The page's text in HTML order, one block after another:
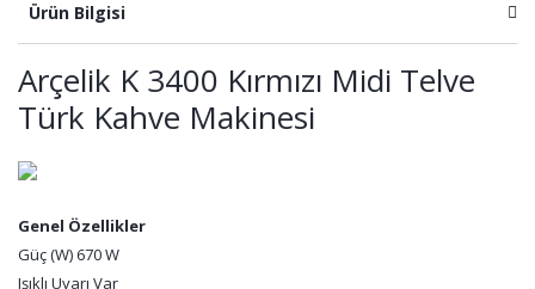
Ürün Bilgisi
Arçelik K 3400 Kırmızı Midi Telve
Türk Kahve Makinesi
Genel Özellikler
Güç (W) 670 W
Işıklı Uyarı Var